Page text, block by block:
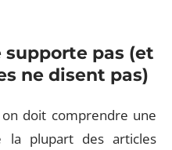
supporte pas (et
ne disent pas)
doit comprendre une
la plupart des articles